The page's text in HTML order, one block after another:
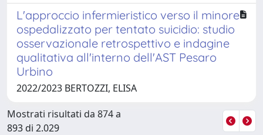
L'approccio infermieristico verso il minore
ospedalizzato per tentato suicidio: studio
osservazionale retrospettivo e indagine
qualitativa all'interno dell'AST Pesaro
Urbino
2022/2023 BERTOZZI, ELISA
Mostrati risultati da 874 a
893 di 2.029